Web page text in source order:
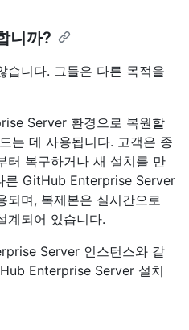
니까?
습니다. 그들은 다른 목적을
Server 환경으로 복원할
는 데 사용됩니다. 고객은 종
터 복구하거나 새 설치를 만
른 GitHub Enterprise Server
되며, 복제본은 실시간으로
계되어 있습니다.
Server 인스턴스와 같
Enterprise Server 설치